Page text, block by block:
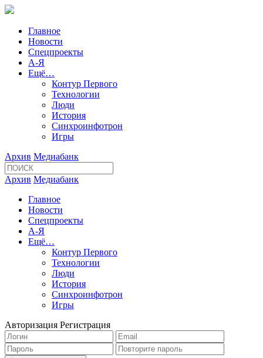
Главное
Новости
Спецпроекты
А-Я
Ещё…
Контур Первого
Технологии
Люди
История
Синхроинфотрон
Игры
Архив Медиабанк
Архив Медиабанк
Главное
Новости
Спецпроекты
А-Я
Ещё…
Контур Первого
Технологии
Люди
История
Синхроинфотрон
Игры
Авторизация Регистрация